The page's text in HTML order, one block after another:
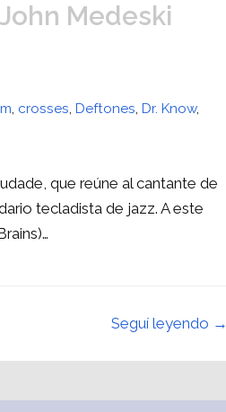
Medeski
, crosses,Deftones,Dr. Know,
que reúne al cantante de
tecladista de jazz. A este
Seguí leyendo →